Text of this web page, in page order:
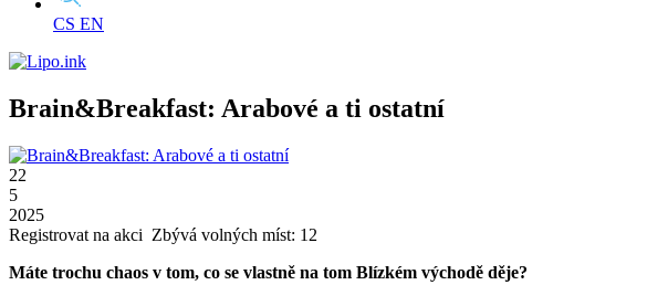
CS EN
Brain&Breakfast: Arabové a ti ostatní
22
5
2025
Registrovat na akci Zbývá volných míst: 12
Máte trochu chaos v tom, co se vlastně na tom Blízkém východě děje?